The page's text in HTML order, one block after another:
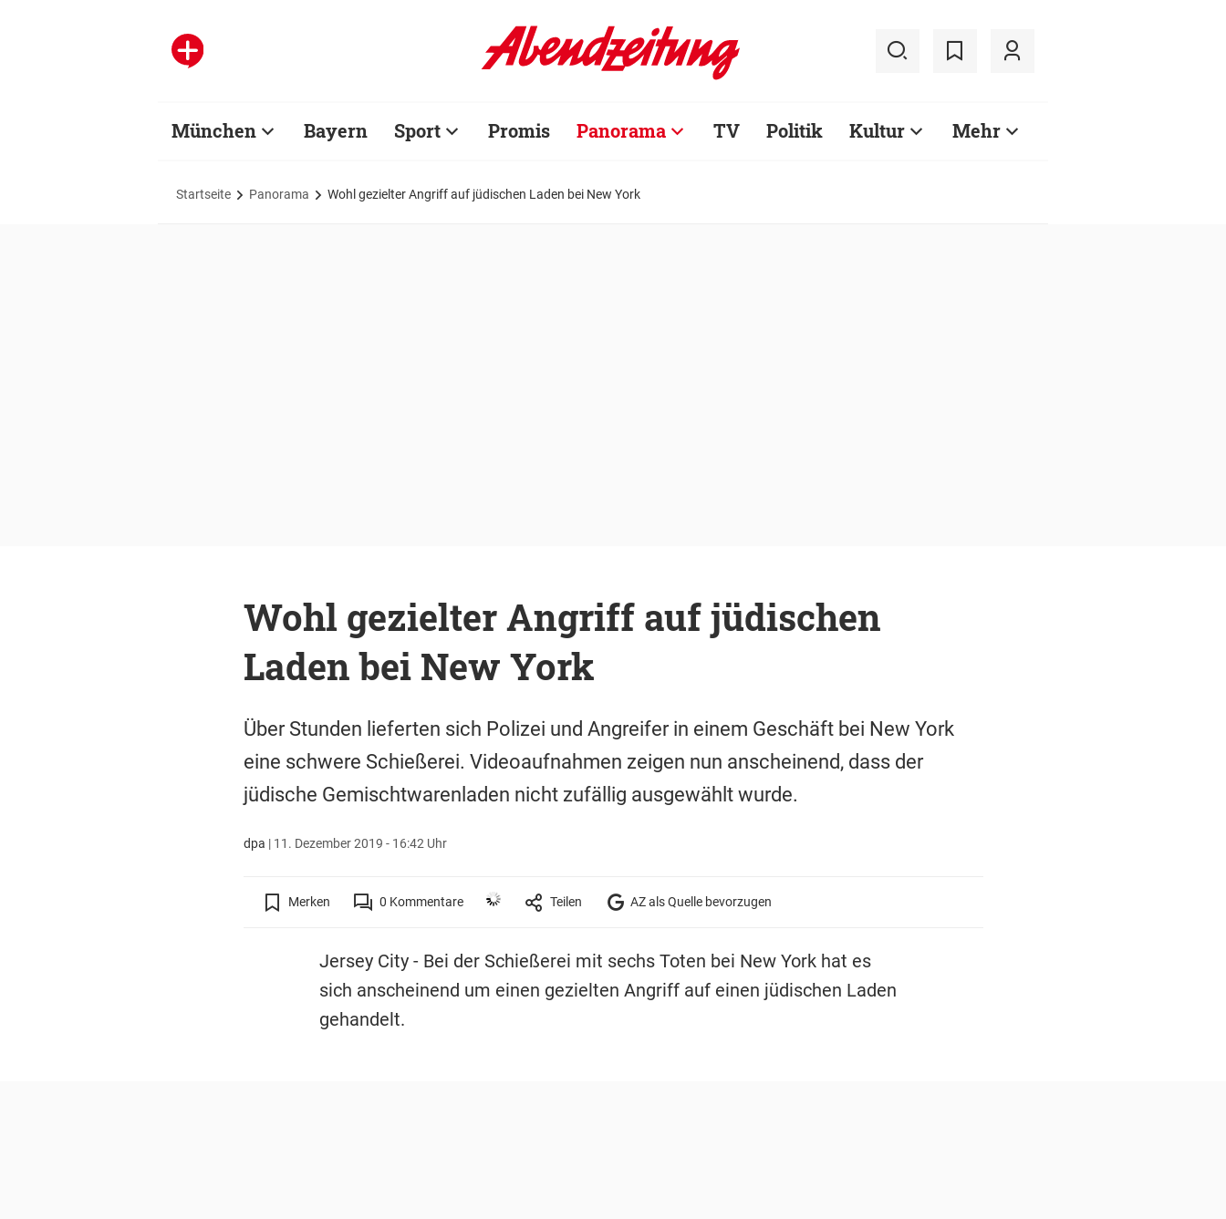
München Bayern Sport Promis Panorama TV Politik Kultur Mehr
Startseite Panorama Wohl gezielter Angriff auf jüdischen Laden bei New York
Wohl gezielter Angriff auf jüdischen
Laden bei New York
Über Stunden lieferten sich Polizei und Angreifer in einem Geschäft bei New York
eine schwere Schießerei. Videoaufnahmen zeigen nun anscheinend, dass der
jüdische Gemischtwarenladen nicht zufällig ausgewählt wurde.
dpa | 11. Dezember 2019 - 16:42 Uhr
Merken 0 Kommentare Teilen AZ als Quelle bevorzugen
Jersey City - Bei der Schießerei mit sechs Toten bei New York hat es
sich anscheinend um einen gezielten Angriff auf einen jüdischen Laden
gehandelt.